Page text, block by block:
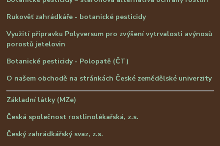
Rukověť zahrádkáře - botanické pesticidy
Využití přípravku Polyversum pro zvýšení vytrvalosti avýnosů
porostů jetelovin
Botanické pesticidy - Polopatě (ČT)
O našem obchodě na stránkách České zemědělské univerzity
Základní látky (MZe)
Česká společnost rostlinolékařská, z.s.
Český zahrádkářský svaz, z.s.